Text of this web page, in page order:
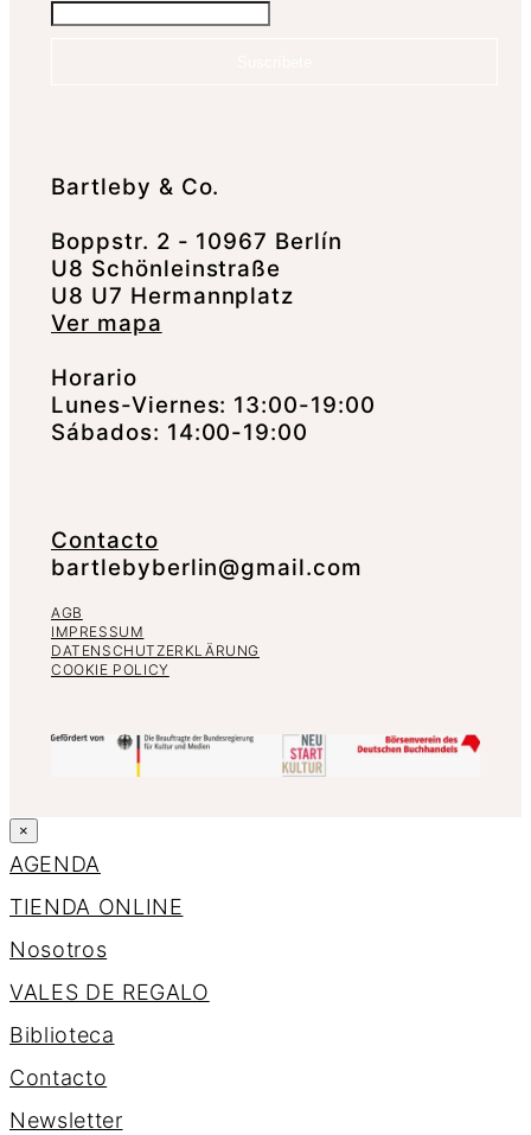
Bartleby & Co.
Boppstr. 2 - 10967 Berlín
U8 Schönleinstraße
U8 U7 Hermannplatz
Ver mapa
Horario
Lunes-Viernes: 13:00-19:00
Sábados: 14:00-19:00
Contacto
bartlebyberlin@gmail.com
AGB
IMPRESSUM
DATENSCHUTZERKLÄRUNG
COOKIE POLICY
×
AGENDA
TIENDA ONLINE
Nosotros
VALES DE REGALO
Biblioteca
Contacto
Newsletter